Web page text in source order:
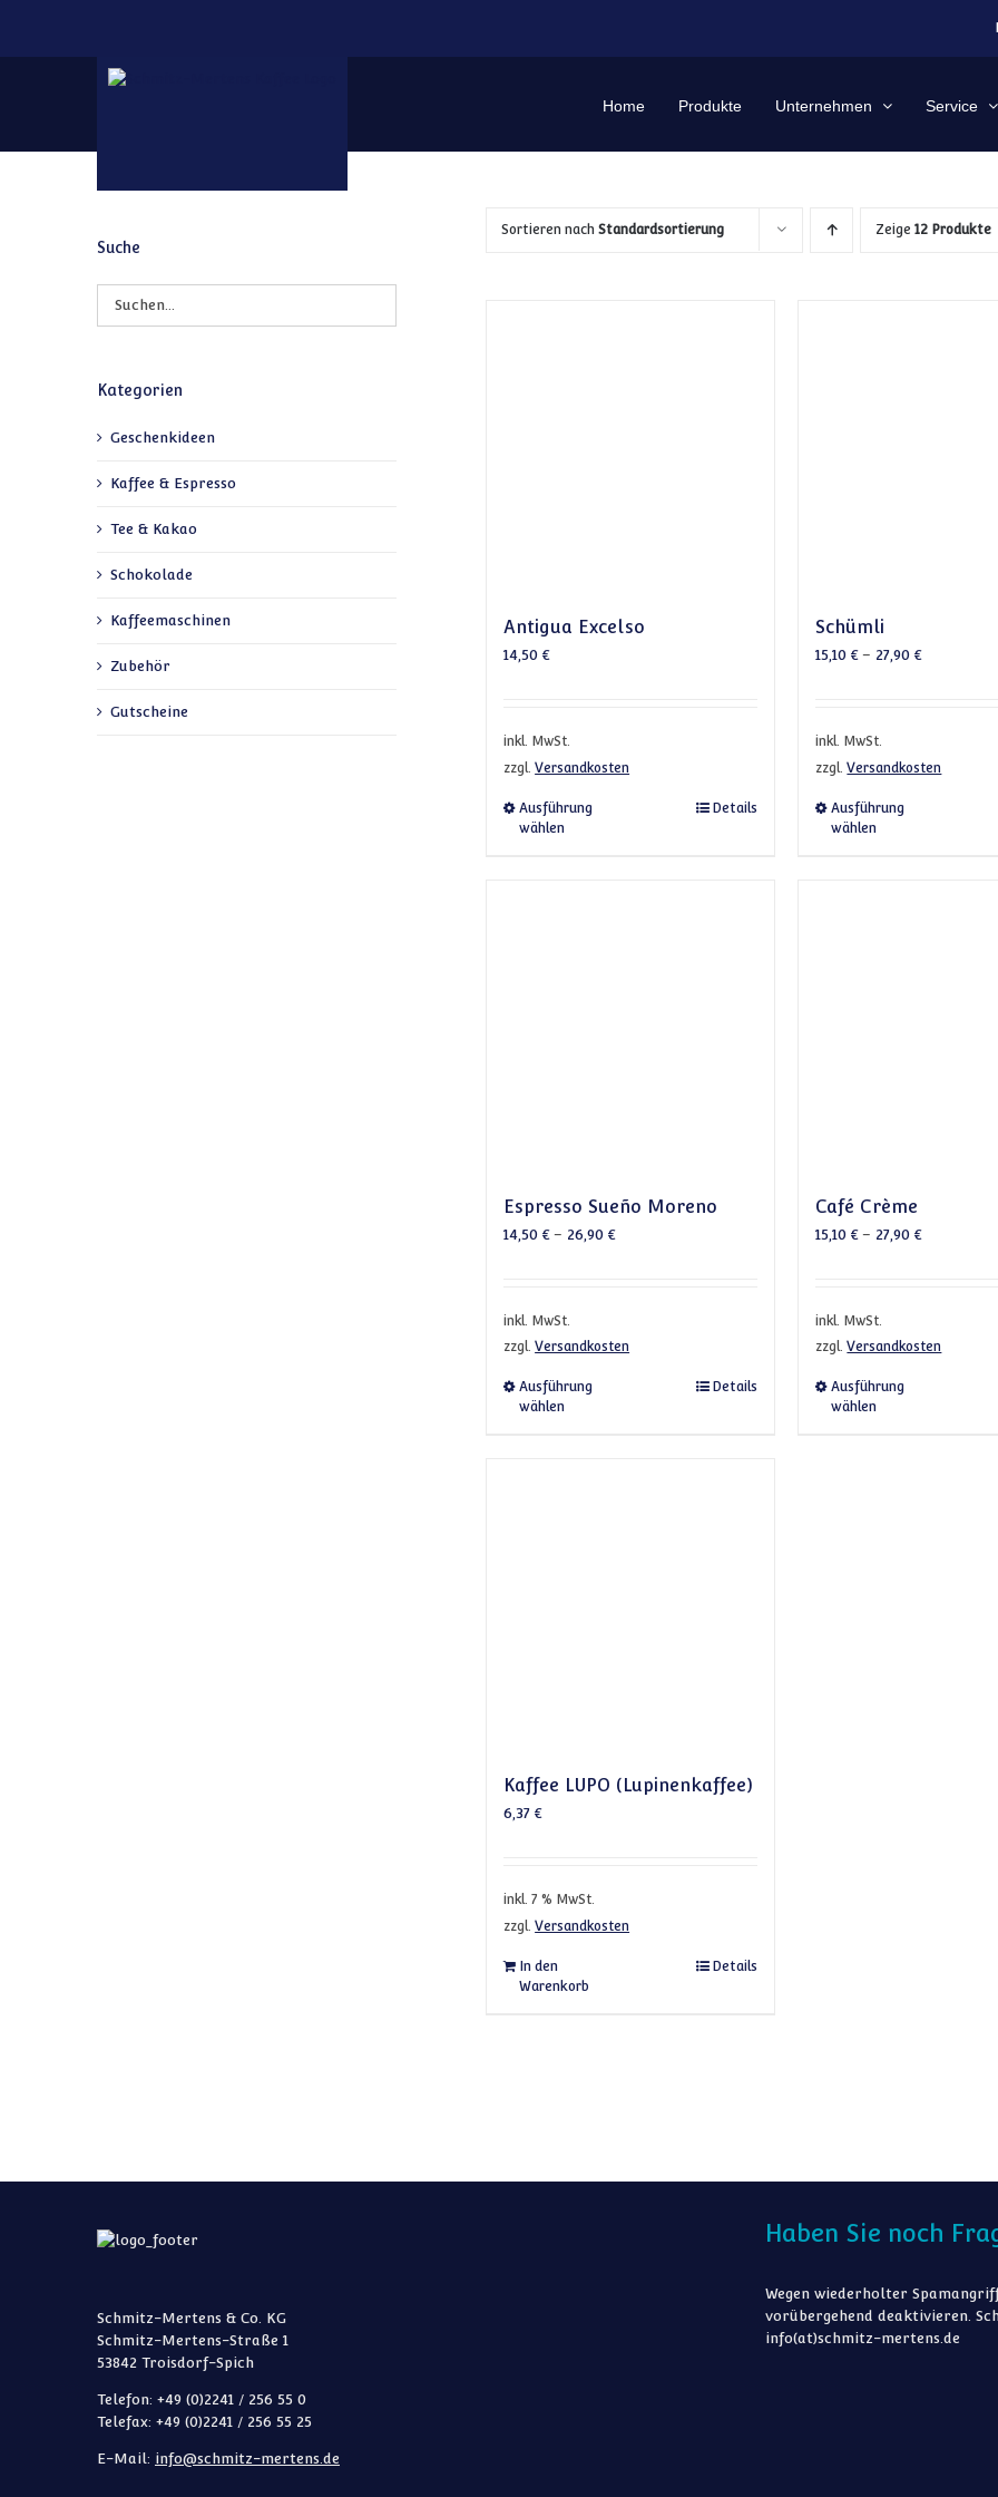
Home Produkte Unternehmen Service
Sortieren nachStandardsortierung Zeige12 Produkte
Antigua Excelso
14,50€
inkl. MwSt.
zzgl.Versandkosten
Ausführung
wählen
Dieses Produkt weist mehrere Varianten auf. Die
Details
Schümli
15,10€– 27,90€
inkl. MwSt.
zzgl.Versandkosten
Ausführung
wählen
Espresso Sueño Moreno
14,50€– 26,90€
inkl. MwSt.
zzgl.Versandkosten
Ausführung
wählen
Dieses Produkt weist mehrere Varianten auf. Die
Details
Café Crème
15,10€– 27,90€
inkl. MwSt.
zzgl.Versandkosten
Ausführung
wählen
Kaffee LUPO (Lupinenkaffee)
6,37€
inkl. 7 % MwSt.
zzgl.Versandkosten
In den
Warenkorb
Details
Suche
Kategorien
Geschenkideen
Kaffee & Espresso
Tee & Kakao
Schokolade
Kaffeemaschinen
Zubehör
Gutscheine
Schmitz-Mertens & Co. KG
Schmitz-Mertens-Straße 1
53842 Troisdorf-Spich
Telefon: +49 (0)2241 / 256 55 0
Telefax: +49 (0)2241 / 256 55 25
E-Mail: info@schmitz-mertens.de
Haben Sie noch
Wegen wiederholter
vorübergehend deaktivieren.
info(at)schmitz-mertens.de